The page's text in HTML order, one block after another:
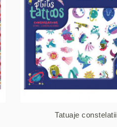
Tatuaje constelatii